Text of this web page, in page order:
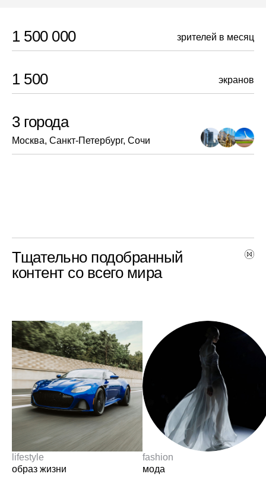
1 500 000 зрителей в месяц
1 500 экранов
3 города
Москва, Санкт-Петербург, Сочи
Тщательно подобранный
контент со всего мира
lifestyle
образ жизни
fashion
мода